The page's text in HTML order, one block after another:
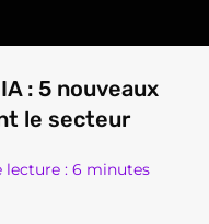
: 5 nouveaux
le secteur
lecture : 6 minutes